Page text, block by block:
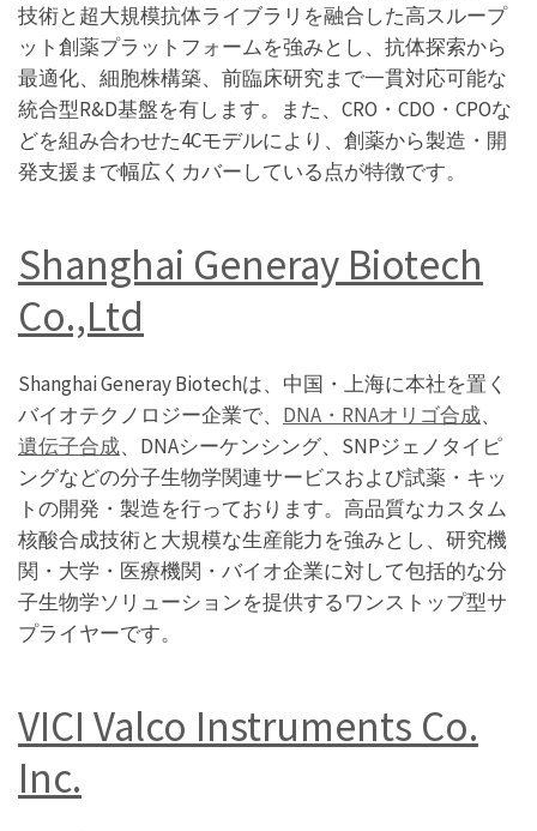
技術と超大規模抗体ライブラリを融合した高スループ
ット創薬プラットフォームを強みとし、抗体探索から
最適化、細胞株構築、前臨床研究まで一貫対応可能な
統合型R&D基盤を有します。また、CRO・CDO・CPOな
どを組み合わせた4Cモデルにより、創薬から製造・開
発支援まで幅広くカバーしている点が特徴です。
Shanghai Generay Biotech
Co.,Ltd
Shanghai Generay Biotechは、中国・上海に本社を置く
バイオテクノロジー企業で、 DNA・RNAオリゴ合成、
遺伝子合成、DNAシーケンシング、SNPジェノタイピ
ングなどの分子生物学関連サービスおよび試薬・キッ
トの開発・製造を行っております。高品質なカスタム
核酸合成技術と大規模な生産能力を強みとし、研究機
関・大学・医療機関・バイオ企業に対して包括的な分
子生物学ソリューションを提供するワンストップ型サ
プライヤーです。
VICI Valco Instruments Co.
Inc.